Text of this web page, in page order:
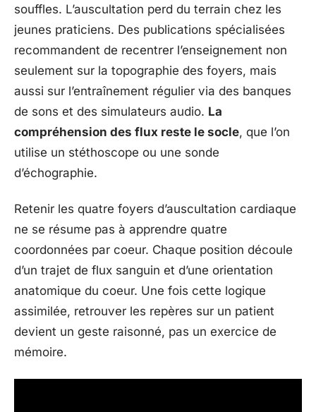
souffles. L’auscultation perd du terrain chez les
jeunes praticiens. Des publications spécialisées
recommandent de recentrer l’enseignement non
seulement sur la topographie des foyers, mais
aussi sur l’entraînement régulier via des banques
de sons et des simulateurs audio. La
compréhension des flux reste le socle, que l’on
utilise un stéthoscope ou une sonde
d’échographie.
Retenir les quatre foyers d’auscultation cardiaque
ne se résume pas à apprendre quatre
coordonnées par coeur. Chaque position découle
d’un trajet de flux sanguin et d’une orientation
anatomique du coeur. Une fois cette logique
assimilée, retrouver les repères sur un patient
devient un geste raisonné, pas un exercice de
mémoire.